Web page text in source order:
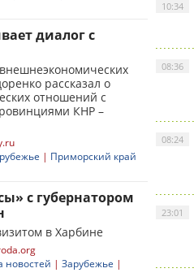
диалог с
рассказал о
отношений с
КНР –
| Приморский край
с губернатором
в Харбине
новостей | Зарубежье |
10:34
08:36
08:24
23:01